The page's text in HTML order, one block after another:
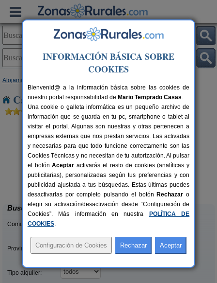
Alojamientos
Casas Rurales cerca de Aiguafreda
10-19+5 pers.
desde33 €
Cal Ponç de Belians
Vallcebre (Barcelona)
Buscar
Comunidades:
Provincias/Islas:
Tipo alquiler:
INFORMACIÓN BÁSICA SOBRE
COOKIES
Bienvenid@ a la información básica sobre las cookies de
nuestro portal responsabilidad de Mario Temprado Casas.
Una cookie o galleta informática es un pequeño archivo de
información que se guarda en tu pc, smartphone o tablet al
visitar el portal. Algunas son nuestras y otras pertenecen a
empresas externas que nos prestan servicios. Las activadas
y necesarias para que todo funcione correctamente son las
Cookies Técnicas y no necesitan de tu autorización. Al pulsar
el botónAceptar activarás el resto de cookies (analíticas y
publicitarias), personalizadas según tus preferencias y con
publicidad ajustada a tus búsquedas. Estas últimas puedes
desactivarlas por completo pulsando el botón Rechazar o
elegir su activación/desactivación desde “Configuración de
Cookies”. Más información en nuestra
POLÍTICA DE
COOKIES.